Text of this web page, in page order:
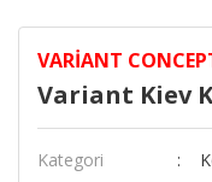
VARIANT
Variant Kiev
Kategori